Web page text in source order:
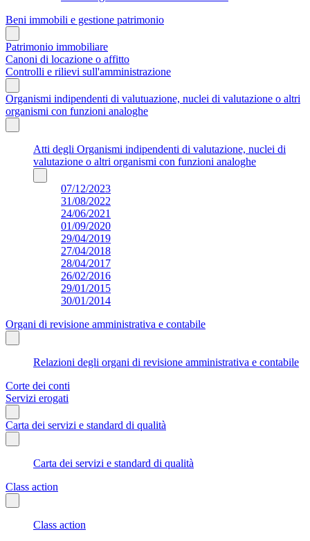
Beni immobili e gestione patrimonio
Patrimonio immobiliare
Canoni di locazione o affitto
Controlli e rilievi sull'amministrazione
Organismi indipendenti di valutuazione, nuclei di valutazione o altri
organismi con funzioni analoghe
Atti degli Organismi indipendenti di valutazione, nuclei di
valutazione o altri organismi con funzioni analoghe
07/12/2023
31/08/2022
24/06/2021
01/09/2020
29/04/2019
27/04/2018
28/04/2017
26/02/2016
29/01/2015
30/01/2014
Organi di revisione amministrativa e contabile
Relazioni degli organi di revisione amministrativa e contabile
Corte dei conti
Servizi erogati
Carta dei servizi e standard di qualità
Carta dei servizi e standard di qualità
Class action
Class action